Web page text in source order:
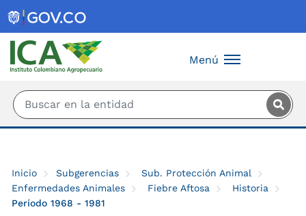
Menú
Inicio Subgerencias
Sub. Protección Animal
Enfermedades Animales
Fiebre Aftosa
Historia
Período 1968 - 1981